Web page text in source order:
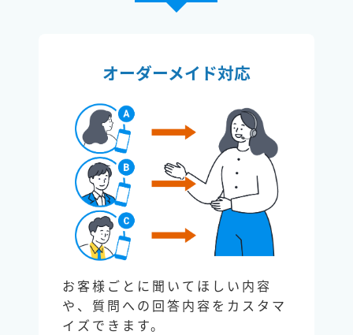
オーダーメイド対応
お客様ごとに聞いてほしい内容
や、質問への回答内容をカスタマ
イズできます。